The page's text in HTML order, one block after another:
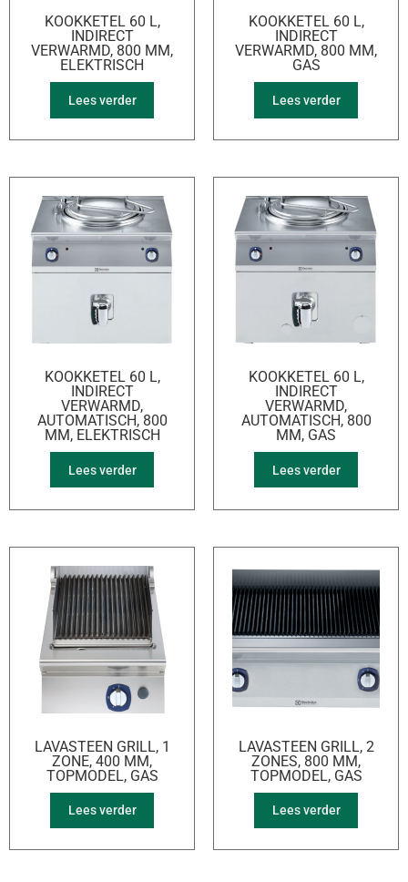
KOOKKETEL 60 L,
INDIRECT
VERWARMD, 800 MM,
ELEKTRISCH
Lees verder
KOOKKETEL 60 L,
INDIRECT
VERWARMD, 800 MM,
GAS
Lees verder
KOOKKETEL 60 L,
INDIRECT
VERWARMD,
AUTOMATISCH, 800
MM, ELEKTRISCH
Lees verder
KOOKKETEL 60 L,
INDIRECT
VERWARMD,
AUTOMATISCH, 800
MM, GAS
Lees verder
LAVASTEEN GRILL, 1
ZONE, 400 MM,
TOPMODEL, GAS
Lees verder
LAVASTEEN GRILL, 2
ZONES, 800 MM,
TOPMODEL, GAS
Lees verder